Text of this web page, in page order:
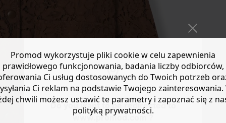
Do you want to be redirected to
www.promod.com ?
Promod wykorzystuje pliki cookie w celu zapewnienia
prawidłowego funkcjonowania, badania liczby odbiorców,
Ci usług dostosowanych do Twoich potrzeb
Ci reklam na podstawie Twojego zainteresowania.
chwili możesz ustawić te parametry i zapoznać się z
polityką prywatności.